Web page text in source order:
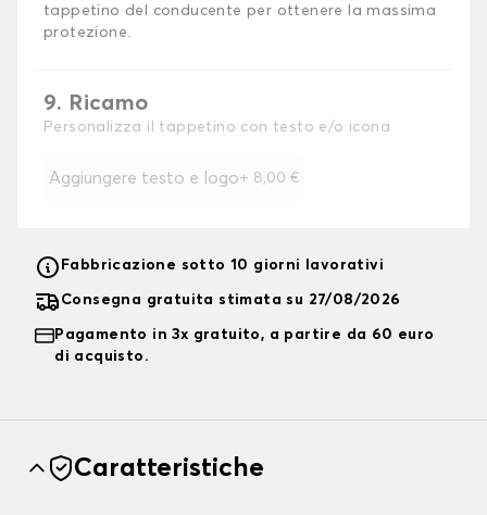
tappetino del conducente per ottenere la massima
protezione.
9. Ricamo
Personalizza il tappetino con testo e/o icona
Aggiungere testo e logo+ 8,00 €
Fabbricazione sotto 10 giorni lavorativi
Consegna gratuita stimata su 27/08/2026
Pagamento in 3x gratuito, a partire da 60 euro
di acquisto.
Caratteristiche